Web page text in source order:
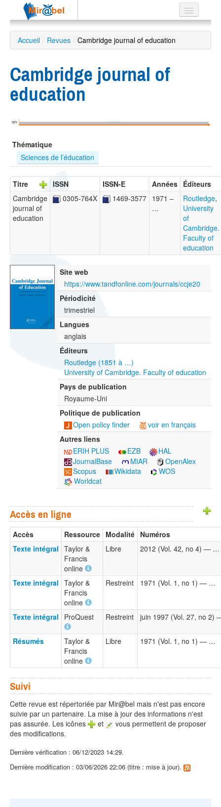
Le réseau
Soutien
Recherche
EN
ES
?
Accueil / Revues / Cambridge journal of education
Cambridge journal of
education
1971
Thématique
Sciences de l’éducation
Titre ISSN ISSN-E Années Éditeurs
Cambridge
journal of
education
0305-764X 1469-3577 1971 –
…
Routledge,
University
of
Cambridge.
Faculty of
education
Site web
https://www.tandfonline.com/journals/ccje20
Périodicité
trimestriel
Langues
anglais
Éditeurs
Routledge (1851 à …)
University of Cambridge. Faculty of education
Pays de publication
Royaume-Uni
Politique de publication
Open policy finder
voir en français
Autres liens
ERIH PLUS
EZB
HAL
JournalBase
MIAR
OpenAlex
Scopus
Wikidata
WOS
Worldcat
Accès en ligne
Accès Ressource Modalité Numéros
Texte intégral Taylor &
Francis
online
Libre 2012 (Vol. 42, no 4) — …
Texte intégral Taylor &
Francis
online
Restreint 1971 (Vol. 1, no 1) — …
Texte intégral ProQuest Restreint juin 1997 (Vol. 27, no 2)
Résumés
Taylor &
Francis
online
Libre 1971 (Vol. 1, no 1) — …
Suivi
Cette revue est répertoriée par Mir@bel mais n'est pas encore
suivie par un partenaire. La mise à jour des informations n'est
pas assurée. Les icônes
et
vous permettent de proposer
des modifications.
Dernière vérification : 06/12/2023 14:29.
Dernière modification : 03/06/2026 22:06 (titre : mise à jour).